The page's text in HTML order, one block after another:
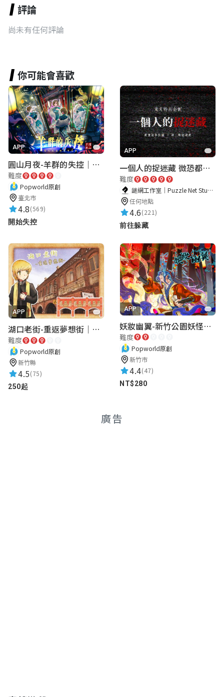
評論
尚未有任何評論
你可能會喜歡
APP
圓山月夜-羊群的失控｜圓山飯店 ARG實境解謎遊戲
難度
Popworld原創
臺北市
4.8(569)
開始失控
APP
一個人的捉迷藏 微恐都市傳說
難度
謎網工作室｜Puzzle Net Studio
任何地點
4.6(221)
前往躲藏
APP
湖口老街-重返夢想街｜新竹老街城市解謎
難度
Popworld原創
新竹縣
4.5(75)
250起
APP
妖妝幽翼-新竹公園妖怪懸疑事件
難度
Popworld原創
新竹市
4.4(47)
NT$280
廣告